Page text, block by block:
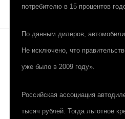
потребителю в 15 процентов
По данным дилеров,
Не исключено, что
уже было в 2009 году».
Российская ассоциация
тысяч рублей. Тогда льготное